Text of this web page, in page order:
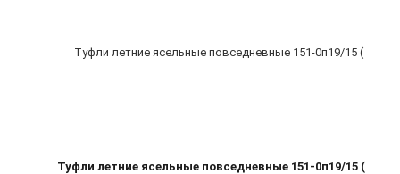
Туфли летние ясельные повседневные 151-0п19/15 (